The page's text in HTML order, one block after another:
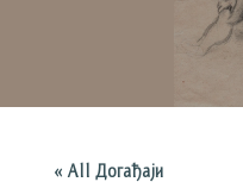
« All Догађаји